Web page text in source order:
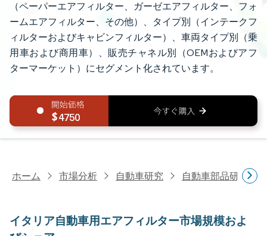
（ペーパーエアフィルター、ガーゼエアフィルター、フォ
ームエアフィルター、その他）、タイプ別（インテークフ
ィルターおよびキャビンフィルター）、車両タイプ別（乗
用車および商用車）、販売チャネル別（OEMおよびアフ
ターマーケット）にセグメント化されています。
4750
ホーム 市場分析 自動車研究 自動車部品研究
イタリア自動車用エアフィルター市場規模およ